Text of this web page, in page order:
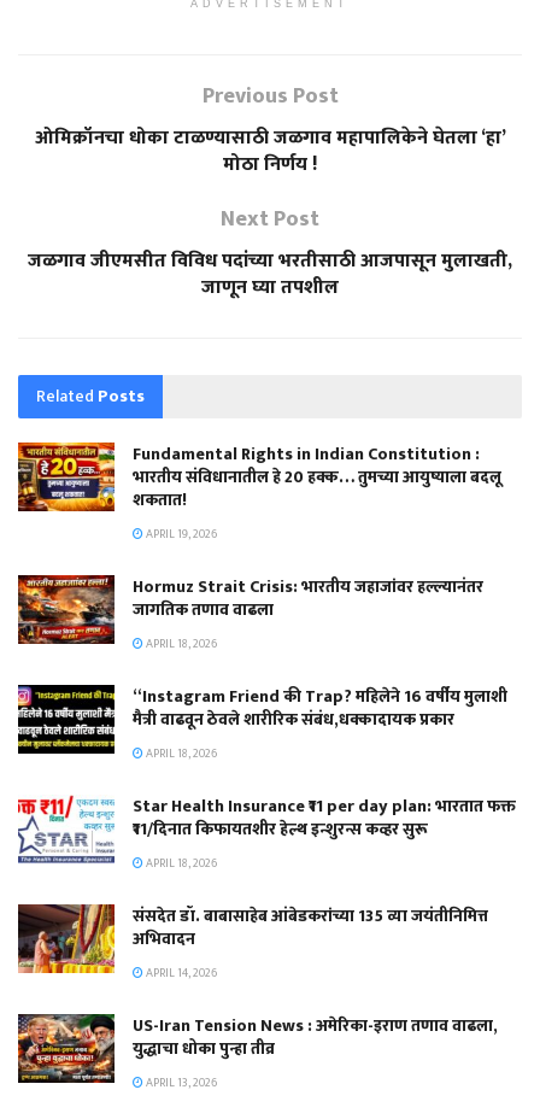
ADVERTISEMENT
Previous Post
ओमिक्रॉनचा धोका टाळण्यासाठी जळगाव महापालिकेने घेतला ‘हा’
मोठा निर्णय !
Next Post
जळगाव जीएमसीत विविध पदांच्या भरतीसाठी आजपासून मुलाखती,
जाणून घ्या तपशील
Related Posts
Fundamental Rights in Indian Constitution :
भारतीय संविधानातील हे 20 हक्क… तुमच्या आयुष्याला बदलू
शकतात!
APRIL 19, 2026
Hormuz Strait Crisis: भारतीय जहाजांवर हल्ल्यानंतर
जागतिक तणाव वाढला
APRIL 18, 2026
“Instagram Friend की Trap? महिलेने 16 वर्षीय मुलाशी
मैत्री वाढवून ठेवले शारीरिक संबंध,धक्कादायक प्रकार
APRIL 18, 2026
Star Health Insurance ₹11 per day plan: भारतात फक्त
₹11/दिनात किफायतशीर हेल्थ इन्शुरन्स कव्हर सुरू
APRIL 18, 2026
संसदेत डॉ. बाबासाहेब आंबेडकरांच्या 135 व्या जयंतीनिमित्त
अभिवादन
APRIL 14, 2026
US-Iran Tension News : अमेरिका-इराण तणाव वाढला,
युद्धाचा धोका पुन्हा तीव्र
APRIL 13, 2026